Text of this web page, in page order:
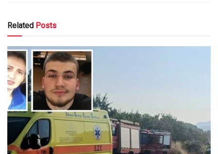
Related Posts